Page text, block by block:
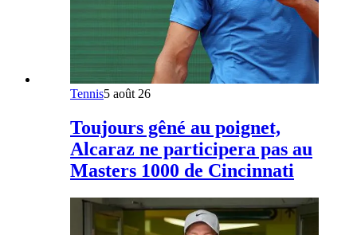
Tennis5 août 26
Toujours gêné au poignet,
Alcaraz ne participera pas au
Masters 1000 de Cincinnati